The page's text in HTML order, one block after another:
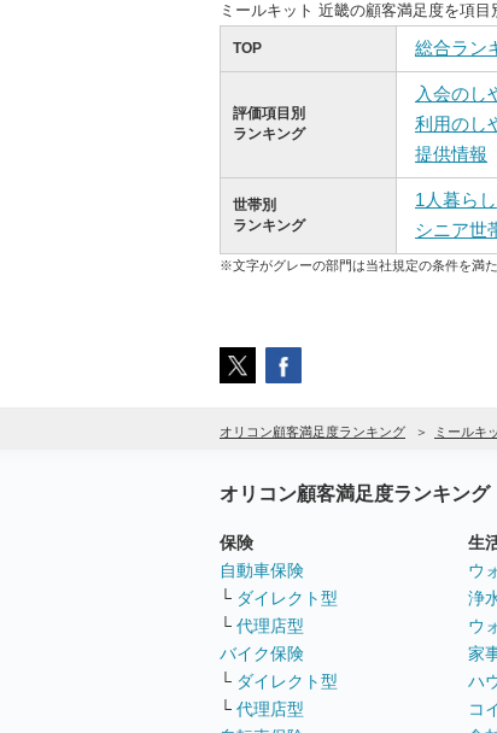
ミールキット 近畿の顧客満足度を項
TOP 総合ラン
評価項目別
ランキング
入会のし
利用のし
提供情報
世帯別
ランキング
1人暮らし
シニア世
※文字がグレーの部門は当社規定の条件を満
オリコン顧客満足度ランキング ミールキ
オリコン顧客満足度ランキング
保険
自動車保険
└ ダイレクト型
└ 代理店型
バイク保険
└ ダイレクト型
└ 代理店型
生
ウ
浄
ウ
家
ハ
コ